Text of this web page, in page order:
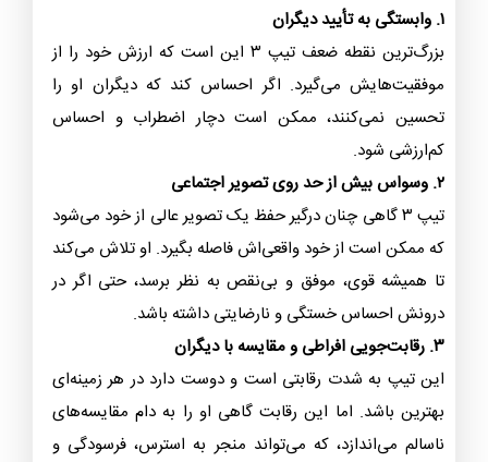
۱. وابستگی به تأیید دیگران
بزرگ‌ترین نقطه ضعف تیپ ۳ این است که ارزش خود را از
موفقیت‌هایش می‌گیرد. اگر احساس کند که دیگران او را
تحسین نمی‌کنند، ممکن است دچار اضطراب و احساس
کم‌ارزشی شود.
۲. وسواس بیش از حد روی تصویر اجتماعی
تیپ ۳ گاهی چنان درگیر حفظ یک تصویر عالی از خود می‌شود
که ممکن است از خود واقعی‌اش فاصله بگیرد. او تلاش می‌کند
تا همیشه قوی، موفق و بی‌نقص به نظر برسد، حتی اگر در
درونش احساس خستگی و نارضایتی داشته باشد.
۳. رقابت‌جویی افراطی و مقایسه با دیگران
این تیپ به شدت رقابتی است و دوست دارد در هر زمینه‌ای
بهترین باشد. اما این رقابت گاهی او را به دام مقایسه‌های
ناسالم می‌اندازد، که می‌تواند منجر به استرس، فرسودگی و